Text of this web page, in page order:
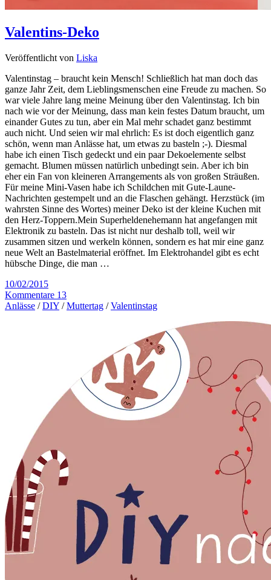
Valentins-Deko
Veröffentlicht von Liska
Valentinstag – braucht kein Mensch! Schließlich hat man doch das
ganze Jahr Zeit, dem Lieblingsmenschen eine Freude zu machen. So
war viele Jahre lang meine Meinung über den Valentinstag. Ich bin
nach wie vor der Meinung, dass man kein festes Datum braucht, um
einander Gutes zu tun, aber ein Mal mehr schadet ganz bestimmt
auch nicht. Und seien wir mal ehrlich: Es ist doch eigentlich ganz
schön, wenn man Anlässe hat, um etwas zu basteln ;-). Diesmal
habe ich einen Tisch gedeckt und ein paar Dekoelemente selbst
gemacht. Blumen müssen natürlich unbedingt sein. Aber ich bin
eher ein Fan von kleineren Arrangements als von großen Sträußen.
Für meine Mini-Vasen habe ich Schildchen mit Gute-Laune-
Nachrichten gestempelt und an die Flaschen gehängt. Herzstück (im
wahrsten Sinne des Wortes) meiner Deko ist der kleine Kuchen mit
den Herz-Toppern.Mein Superheldenehemann hat angefangen mit
Elektronik zu basteln. Das ist nicht nur deshalb toll, weil wir
zusammen sitzen und werkeln können, sondern es hat mir eine ganz
neue Welt an Bastelmaterial eröffnet. Im Elektrohandel gibt es echt
hübsche Dinge, die man …
10/02/2015
Kommentare 13
Anlässe /DIY /Muttertag /Valentinstag